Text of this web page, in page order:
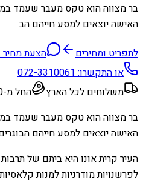
בר מצווה הוא טקס מעבר שעמד
האישה יוצאים למסע חייהם הב
לתפריט ומחירים
הצעת מחיר
או התקשרו:072-3310061
משלוחים לכל הארץ
החל מ-50 ש״ח למנה
בר מצווה הוא טקס מעבר שעמד
האישה יוצאים למסע חייהם
העיר קרית אונו היא ביתם של
לפרשנויות מודרניות למנות